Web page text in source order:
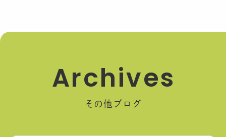
Arch ives
その他ブログ